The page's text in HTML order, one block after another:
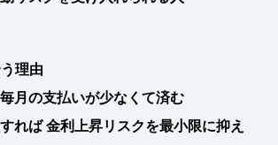
理由
月の支払いが少なくて済む
すれば金利上昇リスクを最小限に抑え